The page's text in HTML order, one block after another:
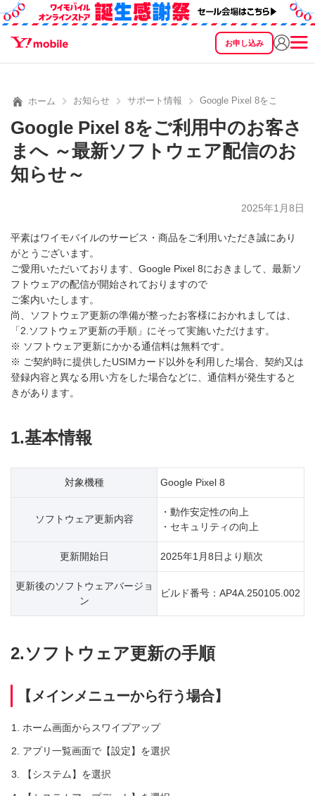
お申し込み
SEARCH
ホーム お知らせ サポート情報 Google Pixel 8をご利用中
Google Pixel 8をご利用中のお客さ
まへ ～最新ソフトウェア配信のお
知らせ～
2025年1月8日
平素はワイモバイルのサービス・商品をご利用いただき誠にあり
がとうございます。
ご愛用いただいております、Google Pixel 8におきまして、最新ソ
フトウェアの配信が開始されておりますので
ご案内いたします。
尚、ソフトウェア更新の準備が整ったお客様におかれましては、
「2.ソフトウェア更新の手順」にそって実施いただけます。
※ ソフトウェア更新にかかる通信料は無料です。
※ ご契約時に提供したUSIMカード以外を利用した場合、契約又は
登録内容と異なる用い方をした場合などに、通信料が発生すると
きがあります。
1.基本情報
対象機種 Google Pixel 8
ソフトウェア更新内容
・動作安定性の向上
・セキュリティの向上
更新開始日 2025年1月8日より順次
更新後のソフトウェアバージョ
ン
ビルド番号：AP4A.250105.002
2.ソフトウェア更新の手順
【メインメニューから行う場合】
ホーム画面からスワイプアップ
アプリ一覧画面で【設定】を選択
【システム】を選択